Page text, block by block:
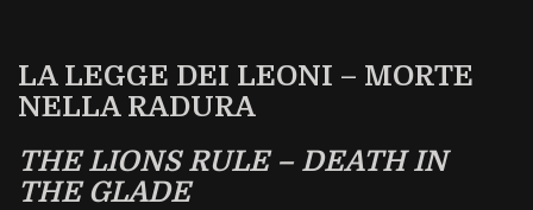
LA LEGGE DEI LEONI – MORTE
NELLA RADURA
THE LIONS RULE – DEATH IN
THE GLADE